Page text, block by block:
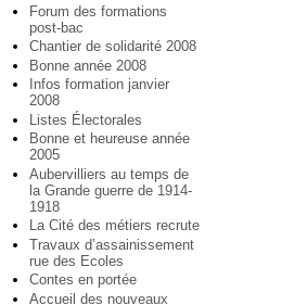
Forum des formations
post-bac
Chantier de solidarité 2008
Bonne année 2008
Infos formation janvier
2008
Listes Électorales
Bonne et heureuse année
2005
Aubervilliers au temps de
la Grande guerre de 1914-
1918
La Cité des métiers recrute
Travaux d’assainissement
rue des Ecoles
Contes en portée
Accueil des nouveaux